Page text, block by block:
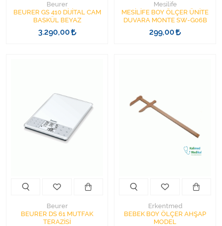
Beurer
BEURER GS 410 DİJİTAL CAM
BASKÜL BEYAZ
3.290,00
Mesilife
MESİLİFE BOY ÖLÇER ÜNİTE
DUVARA MONTE SW-G06B
299,00
Beurer
BEURER DS 61 MUTFAK
TERAZİSİ
Erkentmed
BEBEK BOY ÖLÇER AHŞAP
MODEL